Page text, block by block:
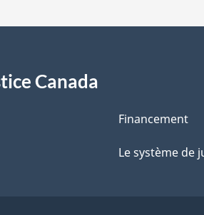
Canada
Financement
Le système de